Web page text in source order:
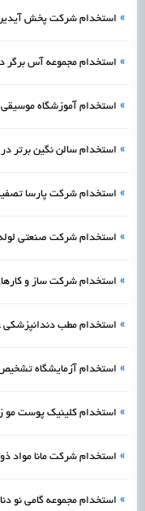
» استخدام شرکت پخش آیدین
» استخدام مجموعه آس برگر در
» استخدام آموزشگاه موسیقی
» استخدام سالن نگین برتر در
» استخدام شرکت پارسا تصفیه
» استخدام شرکت صنعتی لوله و
» استخدام شرکت ساز و کارهای
» استخدام مطب دندانپزشکی
» استخدام آزمایشگاه تشخیص
» استخدام کلینیک پوست مو
» استخدام شرکت مانا مواد ذوب
» استخدام مجموعه گامی نو دنا